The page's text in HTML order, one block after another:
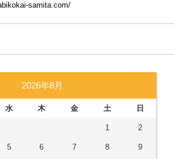
samita.com/
2026年8月
水 木 金 土 日
1 2
5 6 7 8 9